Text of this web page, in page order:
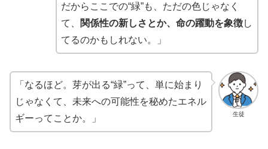
だからここでの“緑”も、ただの色じゃなく
て、
関係性の新しさとか、命の躍動を象徴し
てるのかもしれない。」
生徒
「なるほど。芽が出る“緑”って、単に始まり
じゃなくて、未来への可能性を秘めたエネル
ギーってことか。」